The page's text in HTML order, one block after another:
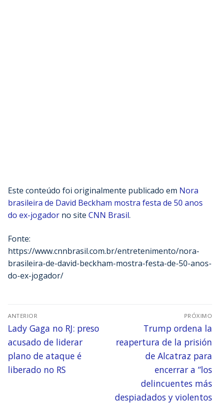
Este conteúdo foi originalmente publicado em Nora
brasileira de David Beckham mostra festa de 50 anos
do ex-jogador no site CNN Brasil.
Fonte:
https://www.cnnbrasil.com.br/entretenimento/nora-
brasileira-de-david-beckham-mostra-festa-de-50-anos-
do-ex-jogador/
ANTERIOR
Lady Gaga no RJ: preso
acusado de liderar
plano de ataque é
liberado no RS
PRÓXIMO
Trump ordena la
reapertura de la prisión
de Alcatraz para
encerrar a “los
delincuentes más
despiadados y violentos